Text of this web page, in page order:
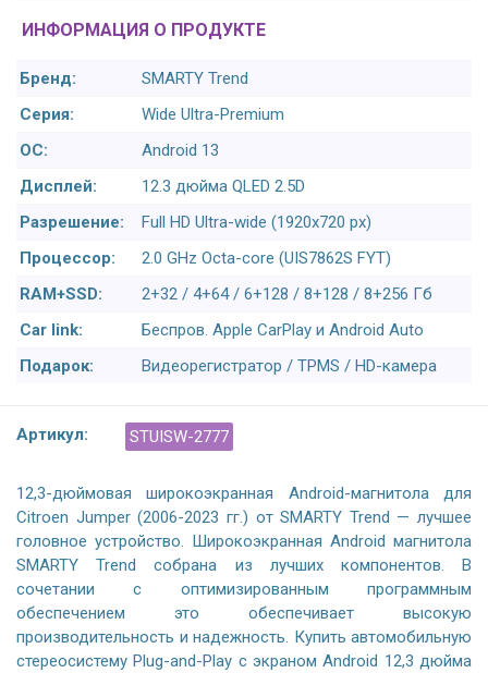
ИНФОРМАЦИЯ О ПРОДУКТЕ
Бренд:
SMARTY Trend
Серия:
Wide Ultra-Premium
ОС:
Android 13
Дисплей:
12.3 дюйма QLED 2.5D
Разрешение:
Full HD Ultra-wide (1920x720 px)
Процессор:
2.0 GHz Octa-core (UIS7862S FYT)
RAM+SSD:
2+32 / 4+64 / 6+128 / 8+128 / 8+256 Гб
Car link:
Беспров. Apple CarPlay и Android Auto
Подарок:
Видеорегистратор / TPMS / HD-камера
Артикул: STUISW-2777
12,3-дюймовая широкоэкранная Android-магнитола для
Citroen Jumper (2006-2023 гг.) от SMARTY Trend — лучшее
головное устройство. Широкоэкранная Android магнитола
SMARTY Trend собрана из лучших компонентов. В
сочетании с оптимизированным программным
обеспечением это обеспечивает высокую
производительность и надежность. Купить автомобильную
стереосистему Plug-and-Play с экраном Android 12,3 дюйма